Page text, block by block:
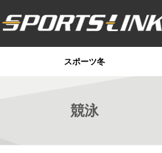
スポーツ冬
競泳